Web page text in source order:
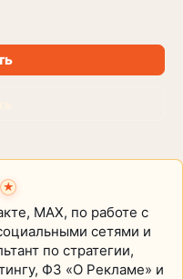
★
МАХ, по работе с
сетями и
по стратегии,
ФЗ «О Рекламе» и